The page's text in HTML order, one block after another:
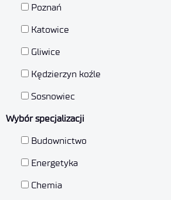
Poznań
Katowice
Gliwice
Kędzierzyn koźle
Sosnowiec
Wybór specjalizacji
Budownictwo
Energetyka
Chemia